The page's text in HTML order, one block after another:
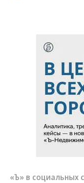
III степени, 12
в Российском союзе
возглавил союз. С 1999
с 2015 по 2020 год
февраля 2018 года
по обороне и
Фото: Коммерсантъ /
«Ъ» в социальных